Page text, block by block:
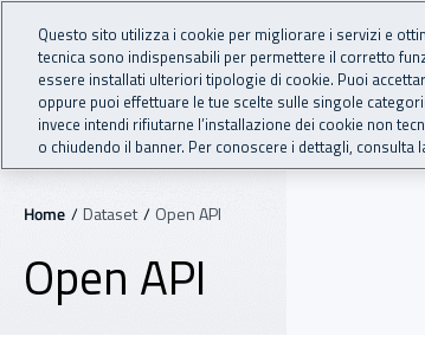
Vai al menu principale
Vai al contenuto principale
INAIL - Istituto
Navigazione principale
Gli Open Data INAIL
Navigazione - Ti trovi in:
Home Dataset Open API
Open API
Questo sito utilizza i cookie per migliorare i servizi e
tecnica sono indispensabili per permettere il corretto
essere installati ulteriori tipologie di cookie. Puoi
oppure puoi effettuare le tue scelte sulle singole
invece intendi rifiutarne l’installazione dei cookie non
o chiudendo il banner. Per conoscere i dettagli, consulta